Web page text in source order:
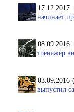
начинает
тренажер
03.09.2016
выпустил